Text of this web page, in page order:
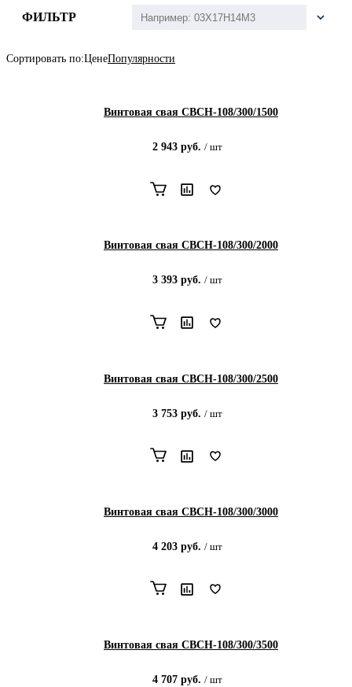
ФИЛЬТР
Сортировать по:ЦенеПопулярности
Винтовая свая СВСН-108/300/1500
2 943руб. / шт
Винтовая свая СВСН-108/300/2000
3 393руб. / шт
Винтовая свая СВСН-108/300/2500
3 753руб. / шт
Винтовая свая СВСН-108/300/3000
4 203руб. / шт
Винтовая свая СВСН-108/300/3500
4 707руб. / шт